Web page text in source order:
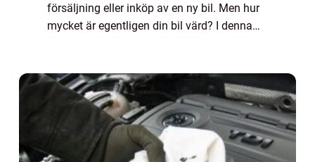
försäljning eller inköp av en ny bil. Men hur
mycket är egentligen din bil värd? I denna